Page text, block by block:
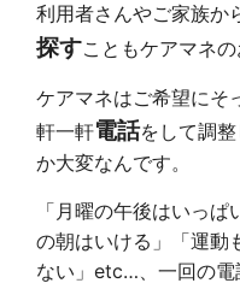
利用者さんやご家族か
探すこともケアマネの
ケアマネはご希望にそ
軒一軒電話を して調
か大変なんです。
「月曜の午後はいっ
の朝はいける」「運動
ない」etc…、一回の電